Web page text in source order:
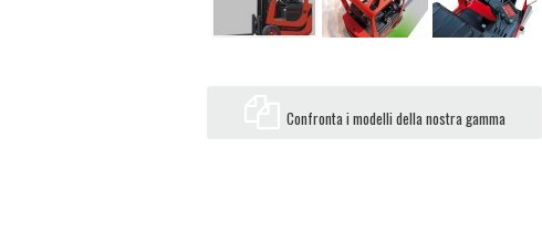
Confronta i modelli della nostra gamma